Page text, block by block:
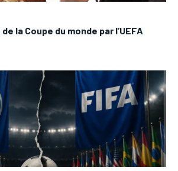
la Coupe du monde par l’UEFA